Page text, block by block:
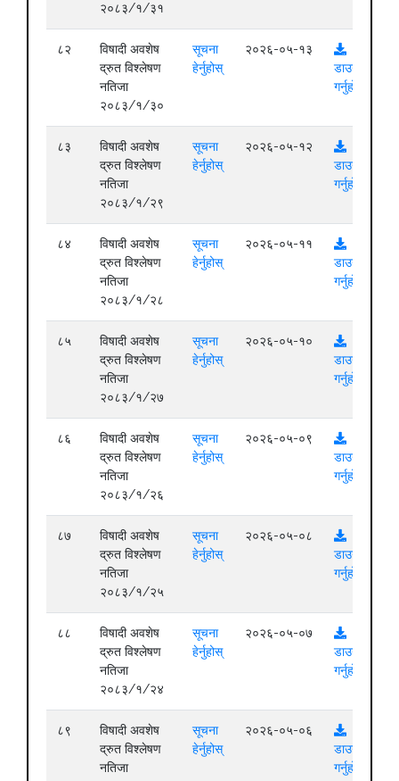
२०८३/१/३१
८२
विषादी अवशेष
द्रुत विश्लेषण
नतिजा
२०८३/१/३०
सूचना
हेर्नुहोस्
२०२६-०५-१३
डाउनलोड
गर्नुहोस्
८३
विषादी अवशेष
द्रुत विश्लेषण
नतिजा
२०८३/१/२९
सूचना
हेर्नुहोस्
२०२६-०५-१२
डाउनलोड
गर्नुहोस्
८४
विषादी अवशेष
द्रुत विश्लेषण
नतिजा
२०८३/१/२८
सूचना
हेर्नुहोस्
२०२६-०५-११
डाउनलोड
गर्नुहोस्
८५
विषादी अवशेष
द्रुत विश्लेषण
नतिजा
२०८३/१/२७
सूचना
हेर्नुहोस्
२०२६-०५-१०
डाउनलोड
गर्नुहोस्
८६
विषादी अवशेष
द्रुत विश्लेषण
नतिजा
२०८३/१/२६
सूचना
हेर्नुहोस्
२०२६-०५-०९
डाउनलोड
गर्नुहोस्
८७
विषादी अवशेष
द्रुत विश्लेषण
नतिजा
२०८३/१/२५
सूचना
हेर्नुहोस्
२०२६-०५-०८
डाउनलोड
गर्नुहोस्
८८
विषादी अवशेष
द्रुत विश्लेषण
नतिजा
२०८३/१/२४
सूचना
हेर्नुहोस्
२०२६-०५-०७
डाउनलोड
गर्नुहोस्
८९
विषादी अवशेष
द्रुत विश्लेषण
नतिजा
सूचना
हेर्नुहोस्
२०२६-०५-०६
डाउनलोड
गर्नुहोस्